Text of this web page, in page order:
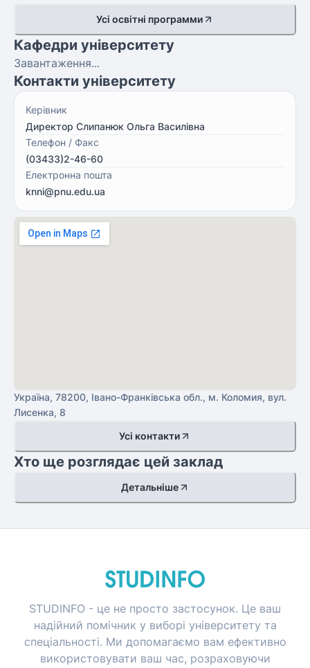
Усі освітні программи
Кафедри університету
Завантаження...
Контакти університету
Керівник
Директор Слипанюк Ольга Василівна
Телефон / Факс
(03433)2-46-60
Електронна пошта
knni@pnu.edu.ua
Україна, 78200, Івано-Франківська обл., м. Коломия, вул.
Лисенка, 8
Усі контакти
Хто ще розглядає цей заклад
Детальніше
STUDINFO - це не просто застосунок. Це ваш
надійний помічник у виборі університету та
спеціальності. Ми допомагаємо вам ефективно
використовувати ваш час, розраховуючи